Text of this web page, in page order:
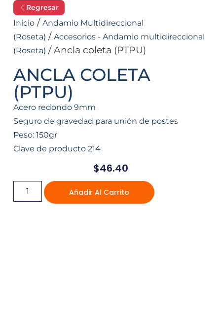
Regresar
Inicio/ Andamio Multidireccional
(Roseta) / Accesorios - Andamio multidireccional
(Roseta) / Ancla coleta (PTPU)
ANCLA COLETA
(PTPU)
Acero redondo 9mm
Seguro de gravedad para unión de postes
Peso: 150gr
Clave de producto 214
$46.40
Añadir Al Carrito